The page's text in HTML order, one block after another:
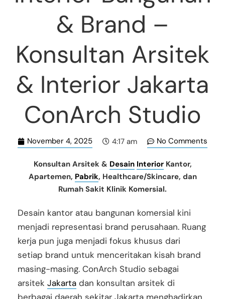
& Brand –
Konsultan Arsitek
& Interior Jakarta
ConArch Studio
November 4, 2025 4:17 am No Comments
Konsultan Arsitek & Desain InteriorKantor,
Apartemen, Pabrik, Healthcare/Skincare, dan
Rumah Sakit Klinik Komersial.
Desain kantor atau bangunan komersial kini
menjadi representasi brand perusahaan. Ruang
kerja pun juga menjadi fokus khusus dari
setiap brand untuk menceritakan kisah brand
masing-masing. ConArch Studio sebagai
arsitek Jakarta dan konsultan arsitek di